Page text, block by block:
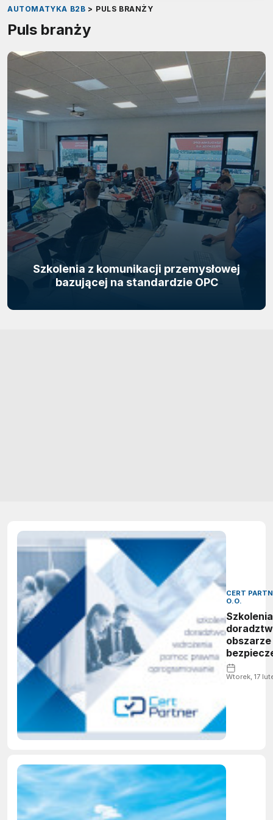
AUTOMATYKA B2B > PULS BRANŻY
Puls branży
Szkolenia z komunikacji przemysłowej
bazującej na standardzie OPC
CERT
O.O.
obszarze
Wtorek, 17